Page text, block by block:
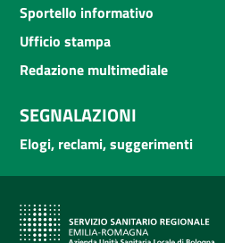
Sportello informativo
Ufficio stampa
Redazione multimediale
SEGNALAZIONI
Elogi, reclami, suggerimenti